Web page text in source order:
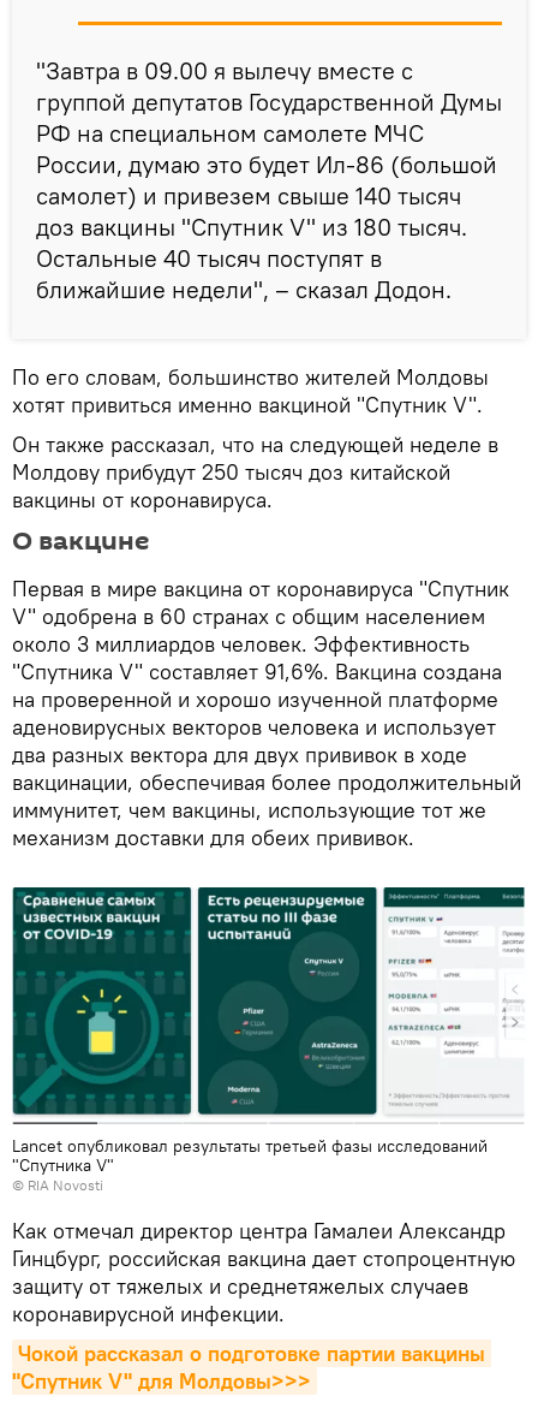
"Завтра в 09.00 я вылечу вместе с
группой депутатов Государственной Думы
РФ на специальном самолете МЧС
России, думаю это будет Ил-86 (большой
самолет) и привезем свыше 140 тысяч
доз вакцины "Спутник V" из 180 тысяч.
Остальные 40 тысяч поступят в
ближайшие недели", – сказал Додон.
По его словам, большинство жителей Молдовы
хотят привиться именно вакциной "Спутник V".
Он также рассказал, что на следующей неделе в
Молдову прибудут 250 тысяч доз китайской
вакцины от коронавируса.
О вакцине
Первая в мире вакцина от коронавируса "Спутник
V" одобрена в 60 странах с общим населением
около 3 миллиардов человек. Эффективность
"Спутника V" составляет 91,6%. Вакцина создана
на проверенной и хорошо изученной платформе
аденовирусных векторов человека и использует
два разных вектора для двух прививок в ходе
вакцинации, обеспечивая более продолжительный
иммунитет, чем вакцины, использующие тот же
механизм доставки для обеих прививок.
Lancet опубликовал результаты третьей фазы исследований
"Спутника V"
© RIA Novosti
Как отмечал директор центра Гамалеи Александр
Гинцбург, российская вакцина дает стопроцентную
защиту от тяжелых и среднетяжелых случаев
коронавирусной инфекции.
Чокой рассказал о подготовке партии вакцины
"Спутник V" для Молдовы>>>